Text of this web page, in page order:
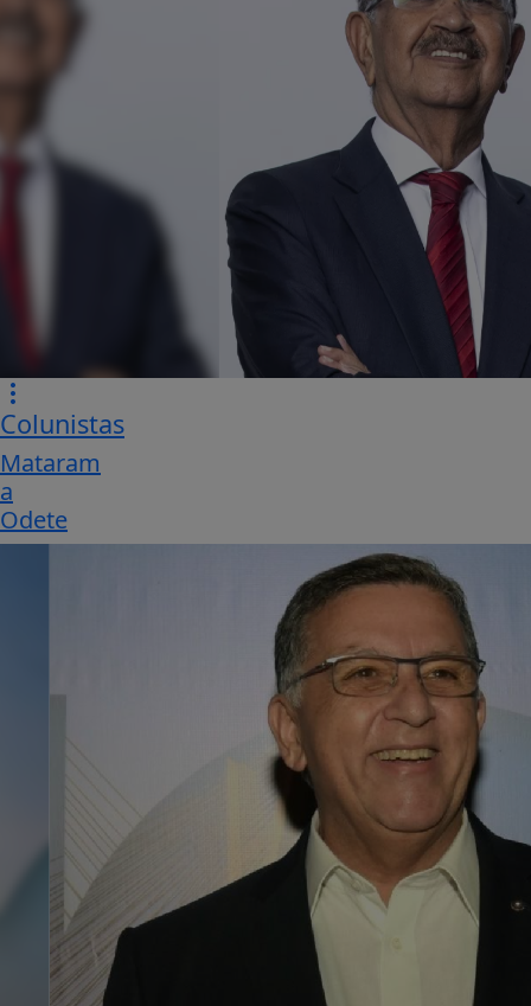
Colunistas
Mataram
a
Odete